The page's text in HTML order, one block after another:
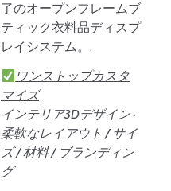
了のオープンフレームブ
ティック衣料品ディスプ
レイシステム。.
ワンストップカスタ
マイズ
インテリア3Dデザイン ·
柔軟なレイアウト / サイ
ズ / 材料 / ブランディン
グ